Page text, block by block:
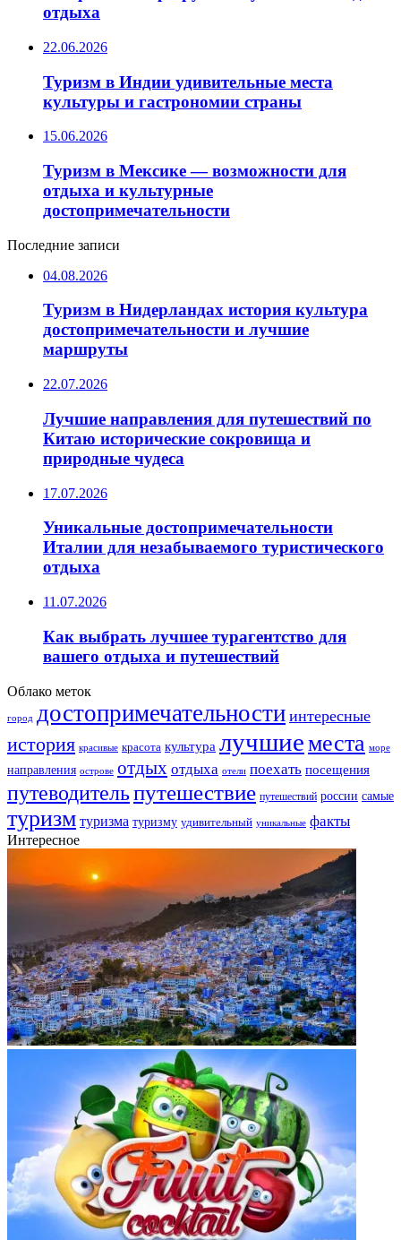
отдыха
22.06.2026
Туризм в Индии удивительные места
культуры и гастрономии страны
15.06.2026
Туризм в Мексике — возможности для
отдыха и культурные
достопримечательности
Последние записи
04.08.2026
Туризм в Нидерландах история культура
достопримечательности и лучшие
маршруты
22.07.2026
Лучшие направления для путешествий по
Китаю исторические сокровища и
природные чудеса
17.07.2026
Уникальные достопримечательности
Италии для незабываемого туристического
отдыха
11.07.2026
Как выбрать лучшее турагентство для
вашего отдыха и путешествий
Облако меток
город достопримечательности интересные
история красивые красота культура лучшиеместа море
направления острове отдых отдыха отели поехать посещения
путеводительпутешествие путешествий россии самые
туризм туризма туризму удивительный уникальные факты
Интересное